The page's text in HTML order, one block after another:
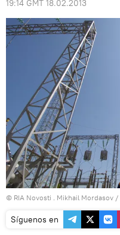
19:14 GMT 18.02.2013
© RIA Novosti . Mikhail Mordasov /
Síguenos en